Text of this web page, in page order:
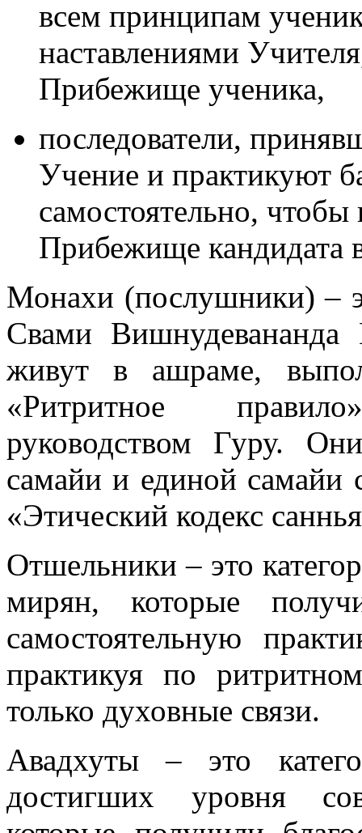
всем принципам
наставлениями
Прибежище ученика,
последователи,
Учение и практикуют
самостоятельно,
Прибежище кандидата
Монахи (послушники) –
Свами
живут в ашраме,
«Ритритное
руководством Гуру.
самайи и единой самайи
«Этический кодекс
Отшельники – это
мирян, которые
самостоятельную
практикуя по
только духовные связи.
Авадхуты – это
достигших уровня